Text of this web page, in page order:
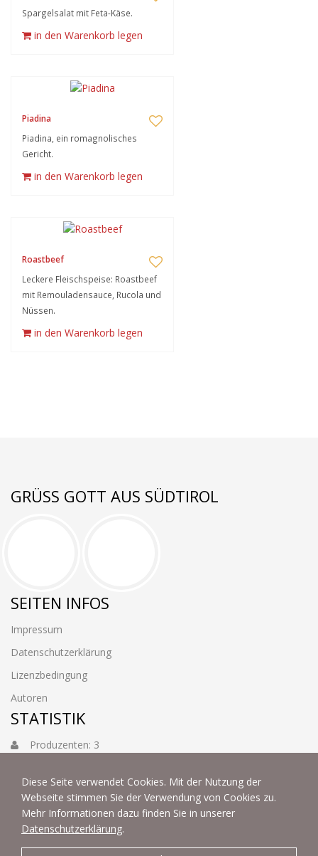
Diese Seite verwendet Cookies. Mit der Nutzung der
Webseite stimmen Sie der Verwendung von Cookies zu.
Mehr Informationen dazu finden Sie in unserer
Datenschutzerklärung.
Spargelsalat mit Feta-Käse.
in den Warenkorb legen
Piadina
Piadina, ein romagnolisches
Gericht.
in den Warenkorb legen
Roastbeef
Leckere Fleischspeise: Roastbeef
mit Remouladensauce, Rucola und
Nüssen.
in den Warenkorb legen
GRÜSS GOTT AUS SÜDTIROL
SEITEN INFOS
Impressum
Datenschutzerklärung
Lizenzbedingung
Autoren
STATISTIK
Produzenten: 3